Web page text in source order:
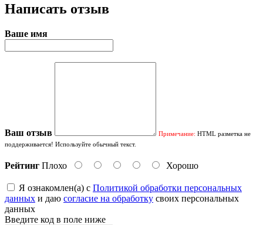
Написать отзыв
Ваше имя
Ваш отзыв Примечание: HTML разметка не
поддерживается! Используйте обычный текст.
Рейтинг Плохо Хорошо
Я ознакомлен(а) с Политикой обработки персональных
данных и даю согласие на обработку своих персональных
данных
Введите код в поле ниже